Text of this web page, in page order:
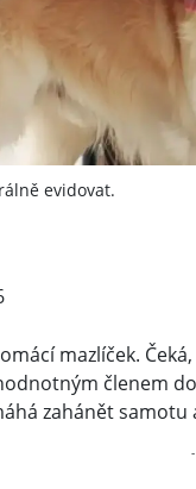
evidovat.
mazlíček.
členem
zahánět